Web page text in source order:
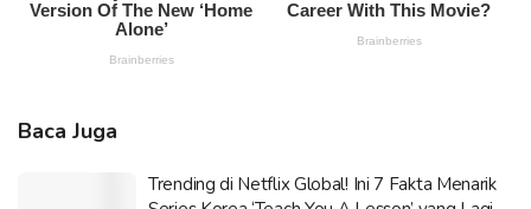
Baca Juga
Trending di Netflix Global! Ini 7 Fakta Menarik